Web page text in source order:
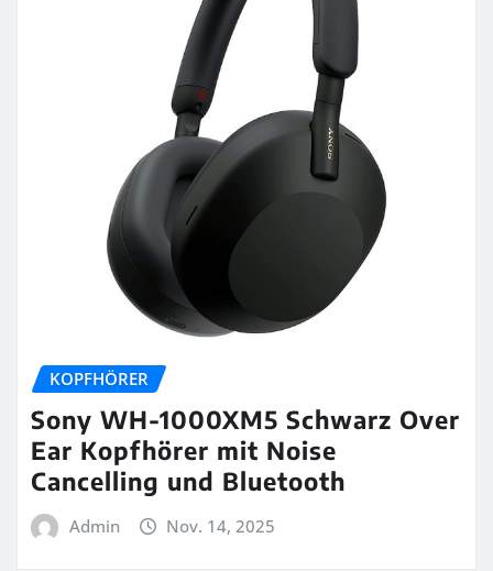
KOPFHÖRER
Sony WH-1000XM5 Schwarz Over
Ear Kopfhörer mit Noise
Cancelling und Bluetooth
Admin Nov. 14, 2025